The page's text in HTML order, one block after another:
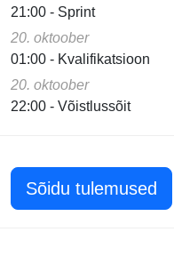
21:00 - Sprint
20. oktoober
01:00 - Kvalifikatsioon
20. oktoober
22:00 - Võistlussõit
Sõidu tulemused